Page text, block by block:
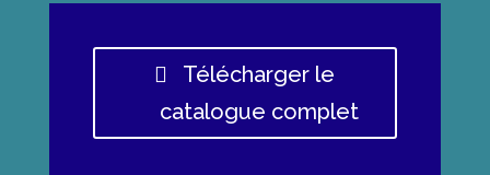
Télécharger le
catalogue complet